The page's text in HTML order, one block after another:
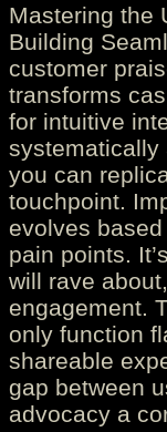
Mastering the
Building
customer
transforms
for intuitive
systematically
you can
touchpoint.
evolves
pain points.
will rave
engagement.
only function
shareable
gap between
advocacy a